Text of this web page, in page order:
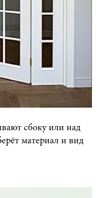
сбоку или над
материал и вид